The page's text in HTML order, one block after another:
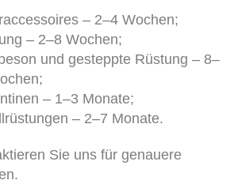
– 2–4 Wochen;
– 2–8 Wochen;
und gesteppte Rüstung – 8–
– 1–3 Monate;
– 2–7 Monate.
Sie uns für genauere